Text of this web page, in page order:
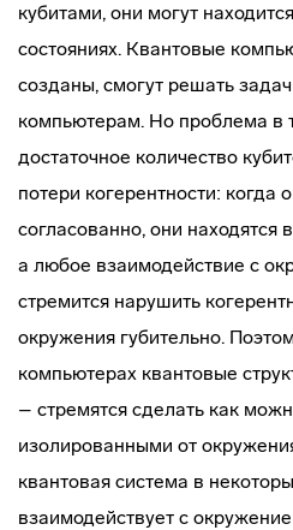
кубитами, они могут
состояниях. Квантовые
созданы, смогут решать
компьютерам. Но проблема в
достаточное количество
потери когерентности: когда
согласованно, они находятся
а любое взаимодействие с
стремится нарушить
окружения губительно.
компьютерах квантовые
– стремятся сделать как
изолированными от
квантовая система в
взаимодействует с